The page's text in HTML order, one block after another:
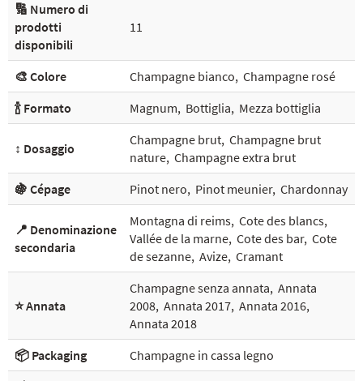
🔢 Numero di
prodotti
disponibili
11
🎨 Colore Champagne bianco, Champagne rosé
🍾 Formato
Magnum, Bottiglia, Mezza bottiglia
↕️ Dosaggio
Champagne brut, Champagne brut
nature, Champagne extra brut
🍇 Cépage
Pinot nero, Pinot meunier, Chardonnay
📍 Denominazione
secondaria
Montagna di reims, Cote des blancs,
Vallée de la marne, Cote des bar, Cote
de sezanne, Avize, Cramant
⭐ Annata
Champagne senza annata, Annata
2008, Annata 2017, Annata 2016,
Annata 2018
📦 Packaging
Champagne in cassa legno